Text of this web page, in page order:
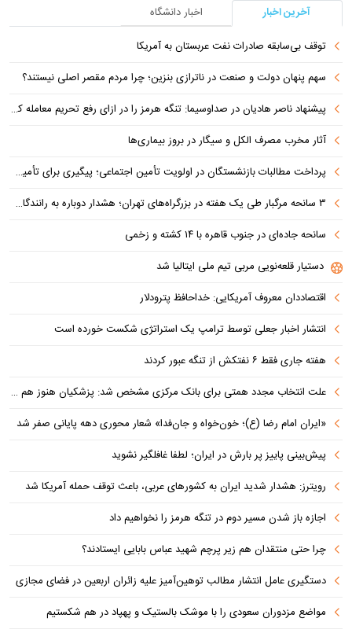
آخرین اخبار
اخبار دانشگاه
توقف بی‌سابقه صادرات نفت عربستان به آمریکا
سهم پنهان دولت و صنعت در ناترازی بنزین؛ چرا مردم مقصر اصلی نیستند؟
پیشنهاد ناصر هادیان در صداوسیما: تنگه هرمز را در ازای رفع تحریم معامله کنیم
آثار مخرب مصرف الکل و سیگار در بروز بیماری‌ها
پرداخت مطالبات بازنشستگان در اولویت تأمین اجتماعی؛ پیگیری برای تأمین منابع ادامه دارد
۳ سانحه مرگبار طی یک هفته در بزرگراه‌های تهران؛ هشدار دوباره به رانندگان و عابران
سانحه جاده‌ای در جنوب قاهره با ۱۴ کشته و زخمی
دستیار قلعه‌نویی مربی تیم ملی ایتالیا شد
اقتصاددان معروف آمریکایی: خداحافظ پترودلار
انتشار اخبار جعلی توسط ترامپ یک استراتژی شکست خورده است
هفته جاری فقط ۶ نفتکش از تنگه عبور کردند
علت انتخاب مجدد همتی برای بانک مرکزی مشخص شد: پزشکیان هنوز هم متوجه نشده است چرا همتی استیضاح شد!
«ایران امام رضا (ع)؛ خون‌خواه و جان‌فدا» شعار محوری دهه پایانی صفر شد
پیش‌بینی پاییز پر بارش در ایران؛ لطفا غافلگیر نشوید
رویترز: هشدار شدید ایران به کشورهای عربی، باعث توقف حمله آمریکا شد
اجازه باز شدن مسیر دوم در تنگه هرمز را نخواهیم داد
چرا حتی منتقدان هم زیر پرچم شهید عباس بابایی ایستادند؟
دستگیری عامل انتشار مطالب توهین‌آمیز علیه زائران اربعین در فضای مجازی
مواضع مزدوران سعودی را با موشک بالستیک و پهپاد در هم شکستیم